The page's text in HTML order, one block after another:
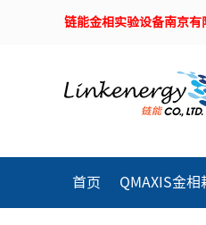
链能金相实验设备南京
首页 QMAXIS金相